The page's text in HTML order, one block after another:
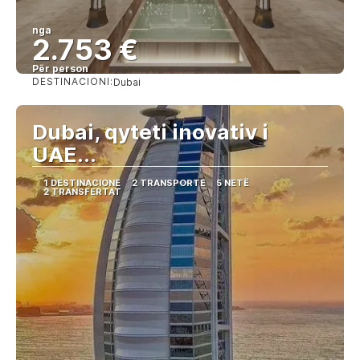
nga
2.753 €
Për person
DESTINACIONI: Dubai
Dubai, qyteti inovativ i
UAE...
1 DESTINACIONE 2 TRANSPORTE 5 NETË
2 TRANSFERTAT